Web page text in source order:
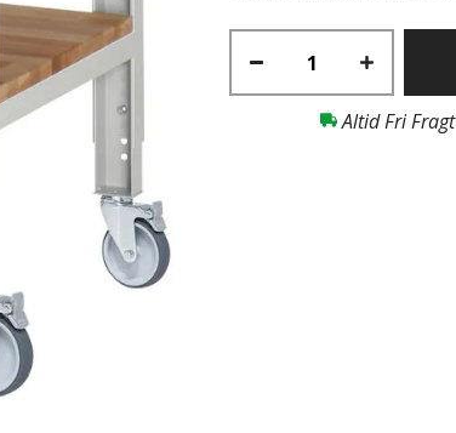
Altid Fri Fragt